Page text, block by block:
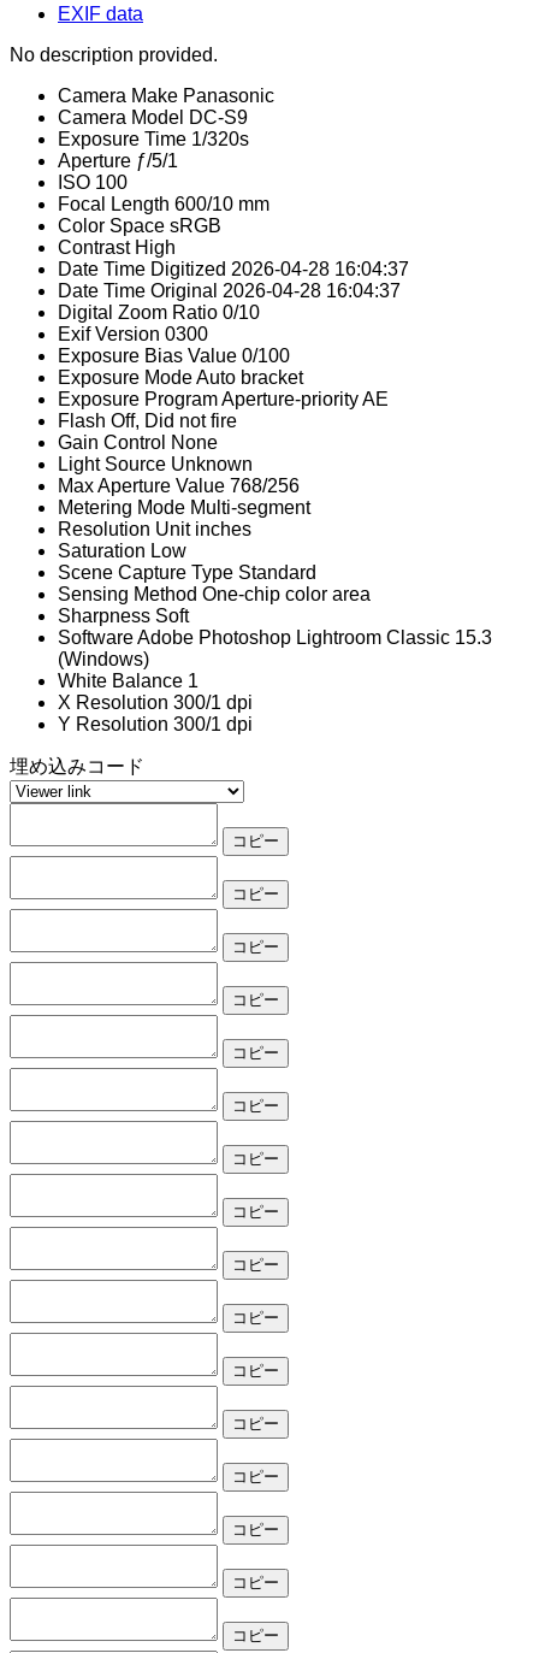
EXIF data
No description provided.
Camera Make Panasonic
Camera Model DC-S9
Exposure Time 1/320s
Aperture ƒ/5/1
ISO 100
Focal Length 600/10 mm
Color Space sRGB
Contrast High
Date Time Digitized 2026-04-28 16:04:37
Date Time Original 2026-04-28 16:04:37
Digital Zoom Ratio 0/10
Exif Version 0300
Exposure Bias Value 0/100
Exposure ModeAuto bracket
Exposure ProgramAperture-priority AE
Flash Off, Did not fire
Gain Control None
Light Source Unknown
Max Aperture Value 768/256
Metering Mode Multi-segment
Resolution Unit inches
Saturation Low
Scene Capture Type Standard
Sensing Method One-chip color area
Sharpness Soft
SoftwareAdobe Photoshop Lightroom Classic 15.3
(Windows)
White Balance 1
X Resolution 300/1 dpi
Y Resolution 300/1 dpi
埋め込みコード
コピー
コピー
コピー
コピー
コピー
コピー
コピー
コピー
コピー
コピー
コピー
コピー
コピー
コピー
コピー
コピー